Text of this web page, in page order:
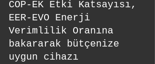
COP-EK Etki Katsayısı,
EER-EVO Enerji
Verimlilik Oranına
bakararak bütçenize
uygun cihazı